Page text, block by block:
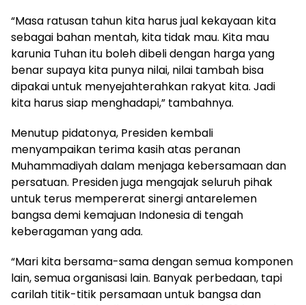
“Masa ratusan tahun kita harus jual kekayaan kita
sebagai bahan mentah, kita tidak mau. Kita mau
karunia Tuhan itu boleh dibeli dengan harga yang
benar supaya kita punya nilai, nilai tambah bisa
dipakai untuk menyejahterahkan rakyat kita. Jadi
kita harus siap menghadapi,” tambahnya.
Menutup pidatonya, Presiden kembali
menyampaikan terima kasih atas peranan
Muhammadiyah dalam menjaga kebersamaan dan
persatuan. Presiden juga mengajak seluruh pihak
untuk terus mempererat sinergi antarelemen
bangsa demi kemajuan Indonesia di tengah
keberagaman yang ada.
“Mari kita bersama-sama dengan semua komponen
lain, semua organisasi lain. Banyak perbedaan, tapi
carilah titik-titik persamaan untuk bangsa dan